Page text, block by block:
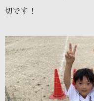
切です！